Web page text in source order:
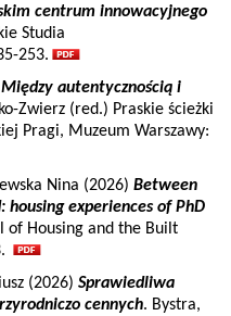
centrum innowacyjnego
Studia
253.
Między autentycznością i
Zwierz (red.) Praskie ścieżki
Pragi, Muzeum Warszawy:
Nina (2026) Between
experiences of PhD
of Housing and the Built
(2026) Sprawiedliwa
cennych. Bystra,